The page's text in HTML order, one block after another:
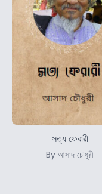
সত্য ফেরারী
By আসাদ চৌধুরী